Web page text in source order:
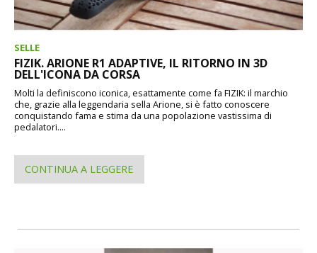
SELLE
FIZIK. ARIONE R1 ADAPTIVE, IL RITORNO IN 3D
DELL'ICONA DA CORSA
Molti la definiscono iconica, esattamente come fa FIZIK: il marchio
che, grazie alla leggendaria sella Arione, si è fatto conoscere
conquistando fama e stima da una popolazione vastissima di
pedalatori....
CONTINUA A LEGGERE